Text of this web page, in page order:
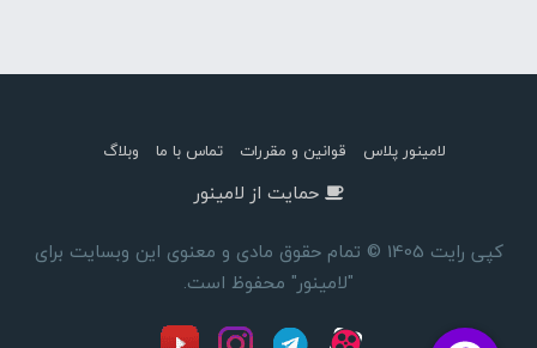
لامینور پلاس قوانین و مقررات تماس با ما وبلاگ
حمایت از لامینور
کپی رایت 1405 © تمام حقوق مادی و معنوی این وبسایت برای
"لامینور" محفوظ است.